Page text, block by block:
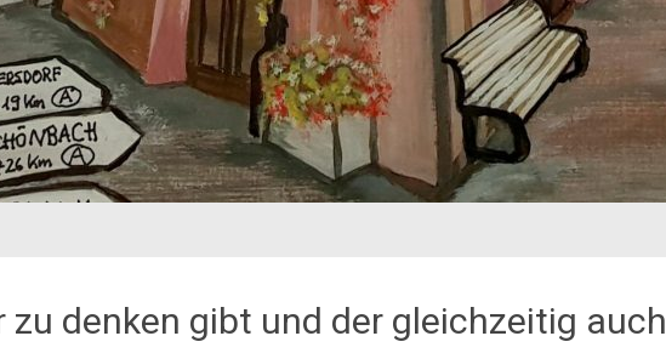
zu denken gibt und der gleichzeitig auch